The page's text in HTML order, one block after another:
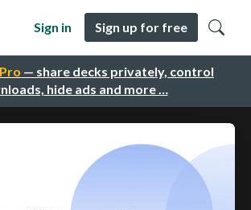
— share decks privately, control
hide ads and more …
Sign in Sign up for free